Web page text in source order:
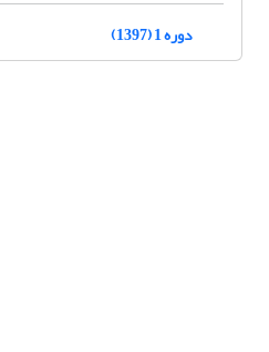
دوره 1 (1397)